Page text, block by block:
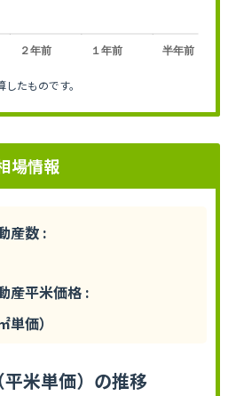
２年前 １年前 半年前
たものです。
場情報
産数 :
産平米価格 :
単価）
米単価）の推移